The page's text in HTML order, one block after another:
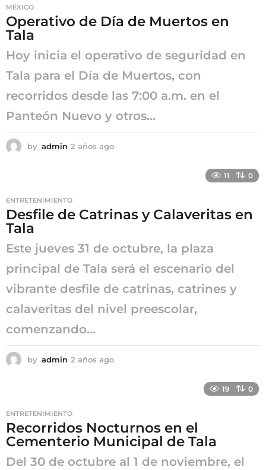
g
MÉXICO
Operativo de Día de Muertos en
Tala
Hoy inicia el operativo de seguridad en
Tala para el Día de Muertos, con
recorridos desde las 7:00 a.m. en el
Panteón Nuevo y otros...
by admin 2 años ago
g
11 0
ENTRETENIMIENTO
Desfile de Catrinas y Calaveritas en
Tala
Este jueves 31 de octubre, la plaza
principal de Tala será el escenario del
vibrante desfile de catrinas, catrines y
calaveritas del nivel preescolar,
comenzando...
by admin 2 años ago
g
o
19 0
ENTRETENIMIENTO
Recorridos Nocturnos en el
Cementerio Municipal de Tala
Del 30 de octubre al 1 de noviembre, el